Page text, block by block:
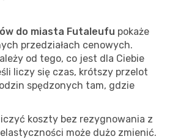
do miasta Futaleufu pokaże
przedziałach cenowych.
od tego, co jest dla Ciebie
liczy się czas, krótszy przelot
spędzonych tam, gdzie
koszty bez rezygnowania z
może dużo zmienić.